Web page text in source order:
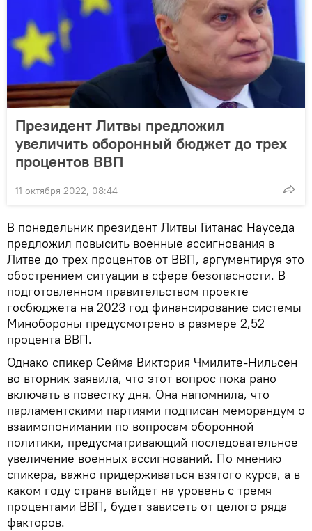
Президент Литвы предложил
увеличить оборонный бюджет до трех
процентов ВВП
11 октября 2022, 08:44
В понедельник президент Литвы Гитанас Науседа
предложил повысить военные ассигнования в
Литве до трех процентов от ВВП, аргументируя это
обострением ситуации в сфере безопасности. В
подготовленном правительством проекте
госбюджета на 2023 год финансирование системы
Минобороны предусмотрено в размере 2,52
процента ВВП.
Однако спикер Сейма Виктория Чмилите-Нильсен
во вторник заявила, что этот вопрос пока рано
включать в повестку дня. Она напомнила, что
парламентскими партиями подписан меморандум о
взаимопонимании по вопросам оборонной
политики, предусматривающий последовательное
увеличение военных ассигнований. По мнению
спикера, важно придерживаться взятого курса, а в
каком году страна выйдет на уровень с тремя
процентами ВВП, будет зависеть от целого ряда
факторов.